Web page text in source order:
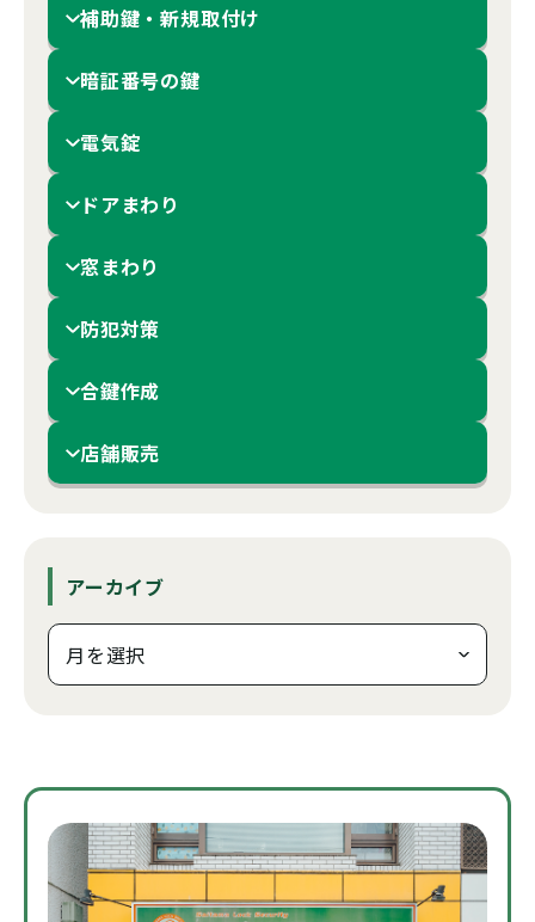
補助鍵・新規取付け
暗証番号の鍵
電気錠
ドアまわり
窓まわり
防犯対策
合鍵作成
店舗販売
アーカイブ